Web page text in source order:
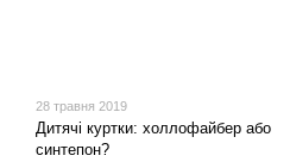
28 травня 2019
Дитячі куртки: холлофайбер або
синтепон?